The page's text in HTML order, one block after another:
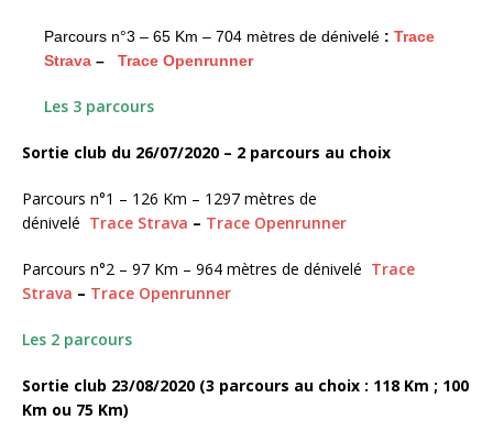
Parcours n°3 – 65 Km – 704 mètres de dénivelé : Trace
Strava – Trace Openrunner
Les 3 parcours
Sortie club du 26/07/2020 – 2 parcours au choix
Parcours n°1 – 126 Km – 1297 mètres de
dénivelé Trace Strava – Trace Openrunner
Parcours n°2 – 97 Km – 964 mètres de dénivelé Trace
Strava – Trace Openrunner
Les 2 parcours
Sortie club 23/08/2020 (3 parcours au choix : 118 Km ; 100
Km ou 75 Km)